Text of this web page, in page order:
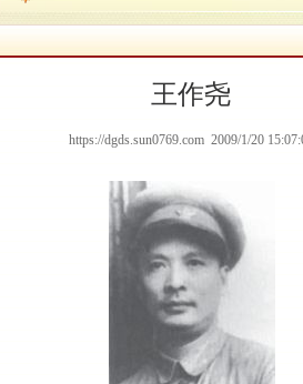
王作尧
https://dgds.sun0769.com 2009/1/20